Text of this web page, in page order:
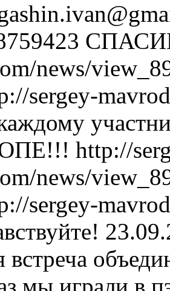
news/
sergey-
http://
news/
sergey-
встреча